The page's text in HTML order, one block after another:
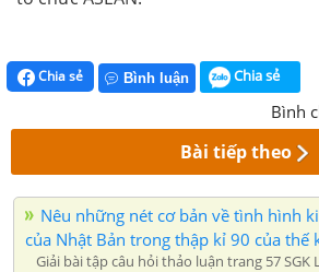
Chia sẻ Bình luận Chia sẻ
Bình
Bài tiếp theo
Nêu những nét cơ bản về tình hình
của Nhật Bản trong thập kỉ 90 của thế
Giải bài tập câu hỏi thảo luận trang 57 SGK